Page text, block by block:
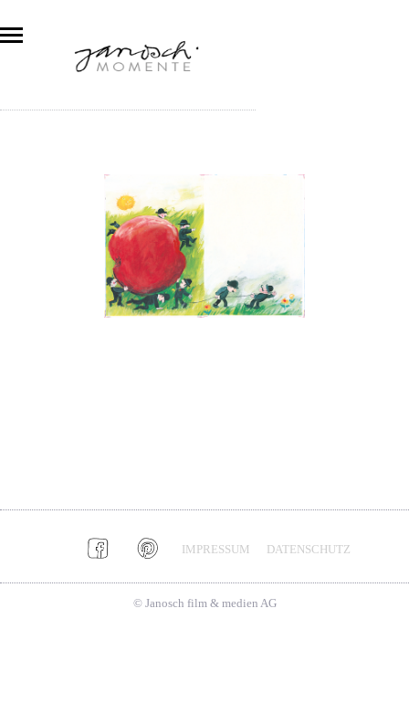
IMPRESSUM DATENSCHUTZ
© Janosch film & medien AG